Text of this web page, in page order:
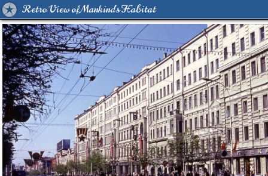
Retro View of Mankind's Habitat